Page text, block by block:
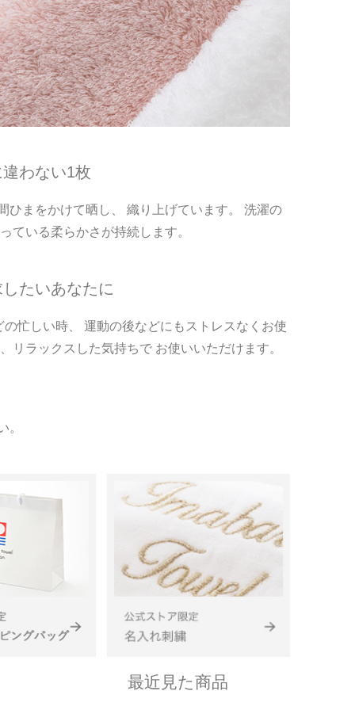
わない1枚
ひまをかけて晒し、 織り上げています。 洗濯の
ている柔らかさが持続します。
たいあなたに
忙しい時、 運動の後などにもストレスなくお使
リラックスした気持ちで お使いいただけます。
。
最近見た商品